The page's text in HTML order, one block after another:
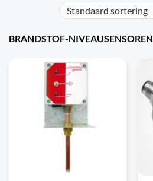
BRANDSTOF-NIVEAUSENSOREN